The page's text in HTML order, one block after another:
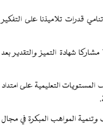
الكونغورو الدولية للرياضيات 2026، مما يعكس تنامي قدرات تلاميذنا على التفكير
وبحسب النتائج المعلنة وفق معايير دولية دقيقة، فقد تنوعت التكريمات؛ حيث نال 18 مشاركا شهادة التميز والتقدير بعد
في مختلف المستويات التعليمية على امتداد
وتنمية المواهب المبكرة في مجال